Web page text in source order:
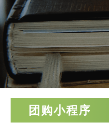
团购小程序